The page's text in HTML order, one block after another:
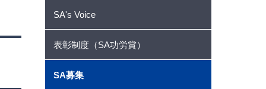
SA's Voice
表彰制度（SA功労賞）
SA募集